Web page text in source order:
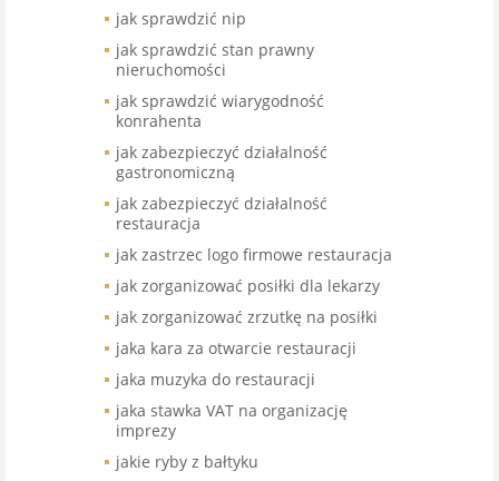
jak sprawdzić nip
jak sprawdzić stan prawny
nieruchomości
jak sprawdzić wiarygodność
konrahenta
jak zabezpieczyć działalność
gastronomiczną
jak zabezpieczyć działalność
restauracja
jak zastrzec logo firmowe restauracja
jak zorganizować posiłki dla lekarzy
jak zorganizować zrzutkę na posiłki
jaka kara za otwarcie restauracji
jaka muzyka do restauracji
jaka stawka VAT na organizację
imprezy
jakie ryby z bałtyku